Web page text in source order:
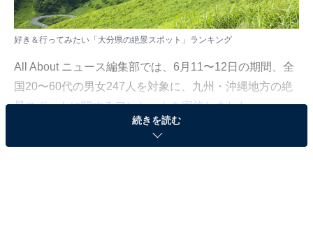
好き＆行ってみたい「大分県の絶景スポット」ランキング
All About ニュース編集部では、6月11〜12日の期間、全
国20〜60代の男女247人を対象に、九州・沖縄地方の絶
景スポットに関するアンケートを実施しました。
その中から、好き＆行ってみたい「大分県の絶景スポッ
続きを読む